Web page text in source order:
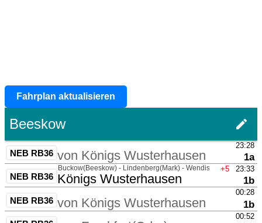
Fahrplan aktualisieren